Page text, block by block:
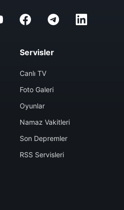
Servisler
Canlı TV
Foto Galeri
Oyunlar
Namaz Vakitleri
Son Depremler
RSS Servisleri